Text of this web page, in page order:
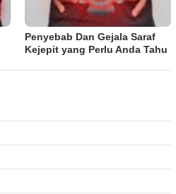
Penyebab Dan Gejala Saraf
Kejepit yang Perlu Anda Tahu